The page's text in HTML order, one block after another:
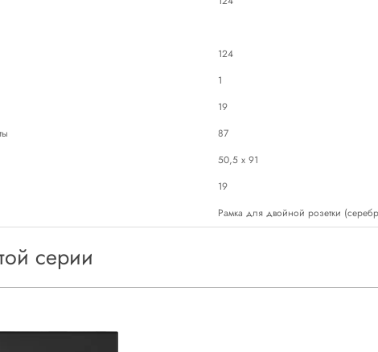
124
1
19
87
50,5 х 91
19
Рамка для двойной розетки
серии